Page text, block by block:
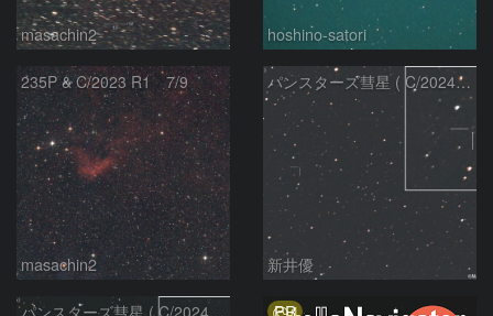
masachin2 hoshino-satori
235P & C/2023 R1 7/9
masachin2
パンスターズ彗星 ( C/2024R4 )：2026/06/28
新井優
パンスターズ彗星 ( C/2024G4 )の予報位置：2026/06/23 PR